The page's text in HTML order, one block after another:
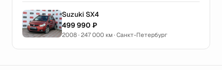
Suzuki SX4
499 990 ₽
2008 · 247 000 км · Санкт-Петербург